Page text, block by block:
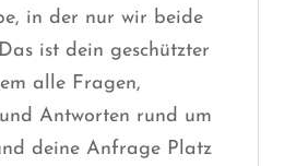
in der nur wir beide
ist dein geschützter
alle Fragen,
Antworten rund um
deine Anfrage Platz